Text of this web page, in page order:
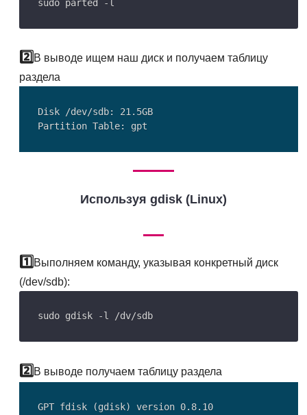
В выводе ищем наш диск и получаем таблицу
раздела
Disk /dev/sdb: 21.5GB
Используя gdisk (Linux)
Выполняем команду, указывая конкретный диск
(/dev/sdb):
В выводе получаем таблицу раздела